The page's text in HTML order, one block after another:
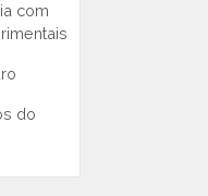
com
do